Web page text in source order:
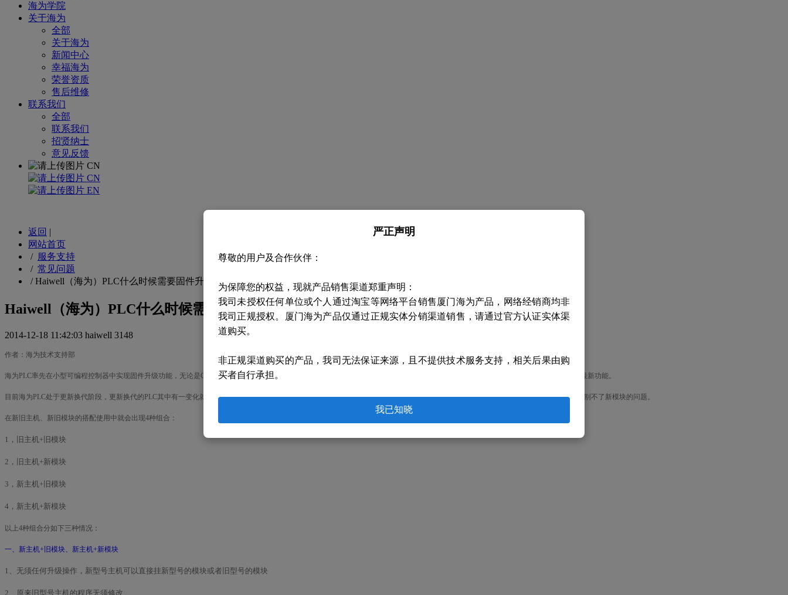
海为学院
关于海为
全部
关于海为
新闻中心
幸福海为
荣誉资质
售后维修
联系我们
全部
联系我们
招贤纳士
意见反馈
CN
CN
EN
返回 |
网站首页
/ 服务支持
/ 常见问题
/Haiwell（海为）PLC什么时候需要固件升级以及固件升级操作步骤介绍
Haiwell（海为）PLC什么时候需要固件升级以及固件升级操作步骤介绍
2014-12-18 11:42:03 haiwell 3148
作者：海为技术支持部
海为PLC率先在小型可编程控制器中实现固件升级功能，无论是CPU主机或扩展模块，都可以通过固件升级功能对固件进行免费升级，使先前购买的产品也能拥有海为公司不断推出的各种最新功能。
目前海为PLC处于更新换代阶段，更新换代的PLC其中有一变化就是：主机和模块的命名方式也做了改变。所以在海为PLC“更新换代”阶段主机进行固件升级要解决的本质问题是：旧主机识别不了新模块的问题。
在新旧主机、新旧模块的搭配使用中就会出现4种组合：
1，旧主机+旧模块
2，旧主机+新模块
3，新主机+旧模块
4，新主机+新模块
以上4种组合分如下三种情况：
一、新主机+旧模块、新主机+新模块
1、无须任何升级操作，新型号主机可以直接挂新型号的模块或者旧型号的模块
2、原来旧型号主机的程序无须修改
严正声明
尊敬的用户及合作伙伴：
为保障您的权益，现就产品销售渠道郑重声明：
我司未授权任何单位或个人通过淘宝等网络平台销售厦门海为产品，网络经销商均非
我司正规授权。厦门海为产品仅通过正规实体分销渠道销售，请通过官方认证实体渠
道购买。
非正规渠道购买的产品，我司无法保证来源，且不提供技术服务支持，相关后果由购
买者自行承担。
我已知晓